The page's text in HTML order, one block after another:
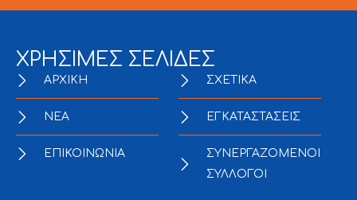
ΧΡΗΣΙΜΕΣ ΣΕΛΙΔΕΣ
ΑΡΧΙΚΗ
NEA
ΕΠΙΚΟΙΝΩΝΙΑ
ΣΧΕΤΙΚΑ
ΕΓΚΑΤΑΣΤΑΣΕΙΣ
ΣΥΝΕΡΓΑΖΟΜΕΝΟΙ
ΣΥΛΛΟΓΟΙ